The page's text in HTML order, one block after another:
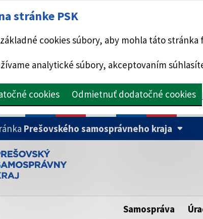
stránke PSK
cookies súbory, aby mohla táto stránka
analytické súbory, akceptovaním
cookies Odmietnuť dodatočné cookies
OBSAH
Prešovského samosprávneho kraja
je oficiálna
webová stránka Prešovského samosprávneho
Samospráva